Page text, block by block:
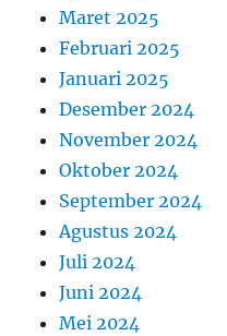
Maret 2025
Februari 2025
Januari 2025
Desember 2024
November 2024
Oktober 2024
September 2024
Agustus 2024
Juli 2024
Juni 2024
Mei 2024